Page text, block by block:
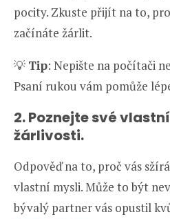
pocity. Zkuste přijít na to,
začínáte žárlit.
💡 Tip: Nepište na počítači
Psaní rukou vám pomůže
2. Poznejte své
žárlivosti.
Odpověď na to, proč vás
vlastní mysli. Může to být
bývalý partner vás opustil